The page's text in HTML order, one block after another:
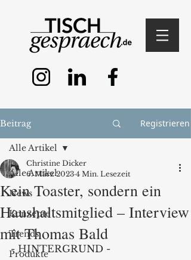
Beitrag Registrieren
Alle Artikel
News
Konzepte
Trends
Produkte
Alle Artikel
Kein Toaster, sondern ein
Haushaltsmitglied – Interview
mit Thomas Bald
Christine Dicker
6. März 2023 4 Min. Lesezeit
- HINTERGRUND -